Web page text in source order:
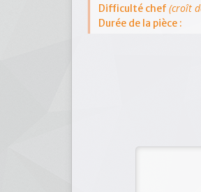
Difficulté chef (croît
Durée de la pièce :